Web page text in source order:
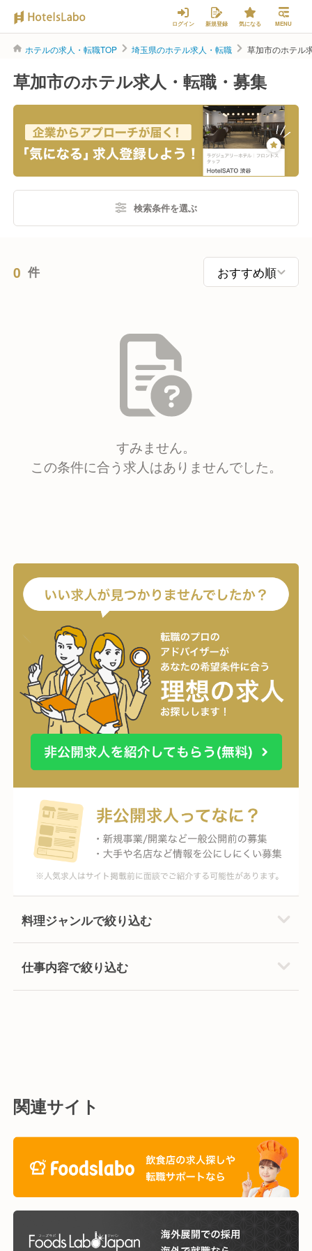
ログイン 新規登録 気になる MENU
ホテルの求人・転職TOP 埼玉県のホテル求人・転職 草加市のホテル
草加市のホテル求人・転職・募集
検索条件を選ぶ
0 件
すみません。
この条件に合う求人はありませんでした。
料理ジャンルで絞り込む
仕事内容で絞り込む
関連サイト